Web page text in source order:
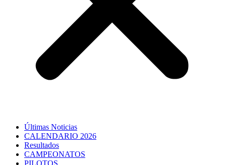
Últimas Noticias
CALENDARIO 2026
Resultados
CAMPEONATOS